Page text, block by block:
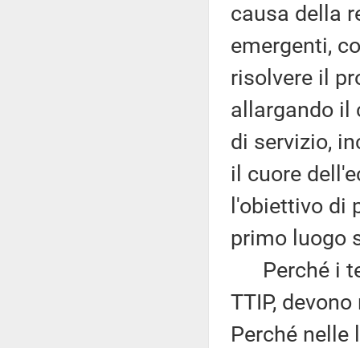
causa della
emergenti,
risolvere il
allargando il
di servizio,
il cuore
l'obiettivo di
primo luogo
Perché i
TTIP,
Perché